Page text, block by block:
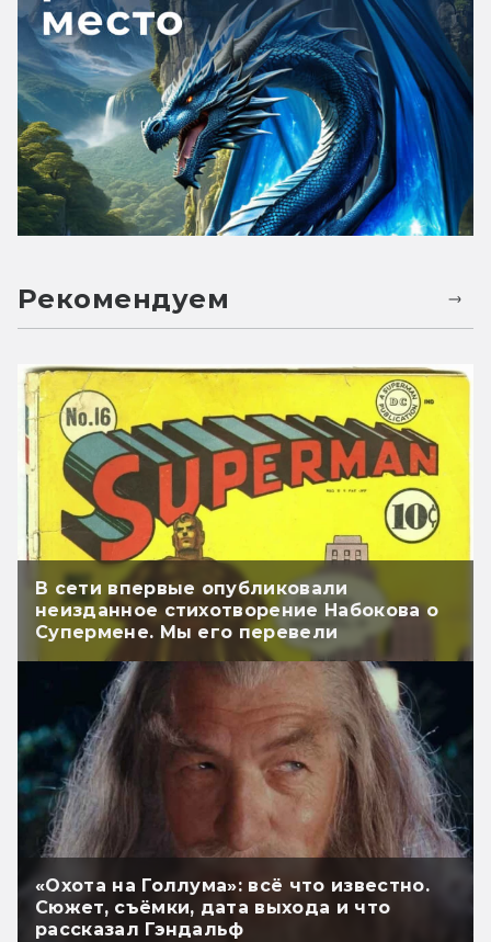
Рекомендуем
В сети впервые опубликовали
неизданное стихотворение Набокова о
Супермене. Мы его перевели
«Охота на Голлума»: всё что известно.
Сюжет, съёмки, дата выхода и что
рассказал Гэндальф